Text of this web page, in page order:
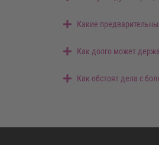
Какие
Как долго может
Как обстоят дела с